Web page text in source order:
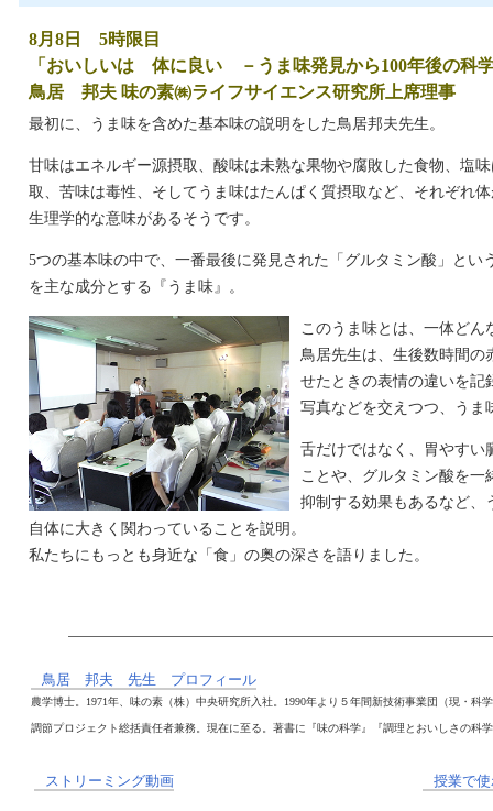
8月8日 5時限目
「おいしいは 体に良い －うま味発見から100年後の科
鳥居 邦夫 味の素㈱ライフサイエンス研究所上席理事
最初に、うま味を含めた基本味の説明をした鳥居邦夫先生。
甘味はエネルギー源摂取、酸味は未熟な果物や腐敗した食物、塩
取、苦味は毒性、そしてうま味はたんぱく質摂取など、それぞれ
生理学的な意味があるそうです。
5つの基本味の中で、一番最後に発見された「グルタミン酸」とい
を主な成分とする『うま味』。
このうま味とは、一体どん
鳥居先生は、生後数時間の
せたときの表情の違いを記
写真などを交えつつ、うま
舌だけではなく、胃やすい
ことや、グルタミン酸を一
抑制する効果もあるなど、
自体に大きく関わっていることを説明。
私たちにもっとも身近な「食」の奥の深さを語りました。
鳥居 邦夫 先生 プロフィール
農学博士。1971年、味の素（株）中央研究所入社。1990年より５年間新技術事業団（現・科
調節プロジェクト総括責任者兼務。現在に至る。著書に『味の科学』『調理とおいしさの科
ストリーミング動画 授業で